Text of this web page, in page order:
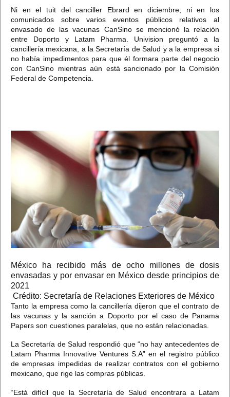
Ni en el tuit del canciller Ebrard en diciembre, ni en los
comunicados sobre varios eventos públicos relativos al
envasado de las vacunas CanSino se mencionó la relación
entre Doporto y Latam Pharma. Univision preguntó a la
cancillería mexicana, a la Secretaría de Salud y a la empresa si
no había impedimentos para que él formara parte del negocio
con CanSino mientras aún está sancionado por la Comisión
Federal de Competencia.
México ha recibido más de ocho millones de dosis
envasadas y por envasar en México desde principios de
2021
Crédito: Secretaría de Relaciones Exteriores de México
Tanto la empresa como la cancillería dijeron que el contrato de
las vacunas y la sanción a Doporto por el caso de Panama
Papers son cuestiones paralelas, que no están relacionadas.
La Secretaría de Salud respondió que “no hay antecedentes de
Latam Pharma Innovative Ventures S.A” en el registro público
de empresas impedidas de realizar contratos con el gobierno
mexicano, que rige las compras públicas.
“Está difícil que la Secretaría de Salud encontrara a Latam